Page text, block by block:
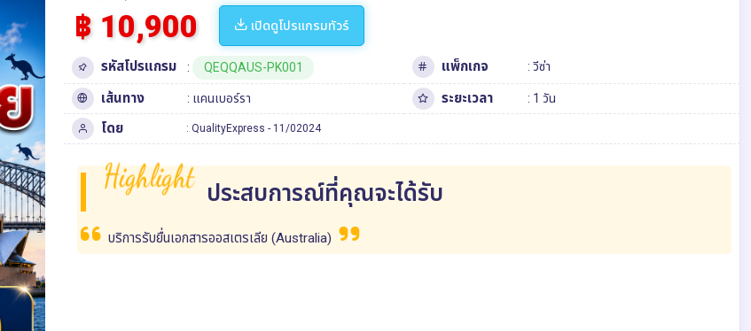
฿ 10,900 เปิดดูโปรแกรมทัวร์
รหัสโปรแกรม : QEQQAUS-PK001 แพ็กเกจ : วีซ่า
เส้นทาง : แคนเบอร์รา ระยะเวลา : 1 วัน
โดย : QualityExpress - 11/02024
Highlight ประสบการณ์ที่คุณจะได้รับ
บริการรับยื่นเอกสารออสเตรเลีย (Australia)